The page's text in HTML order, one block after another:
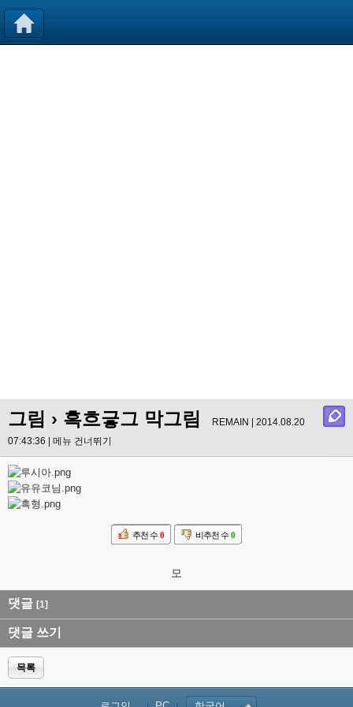
그림 › 흑흐긓그 막그림
REMAIN | 2014.08.20
07:43:36 | 메뉴 건너뛰기
추천 수 0 비추천 수 0
모
댓글 [1]
댓글 쓰기
목록